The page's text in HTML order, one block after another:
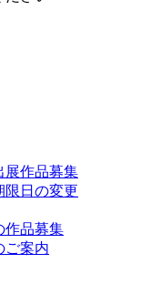
展作品募集
限日の変更
品募集
ご案内